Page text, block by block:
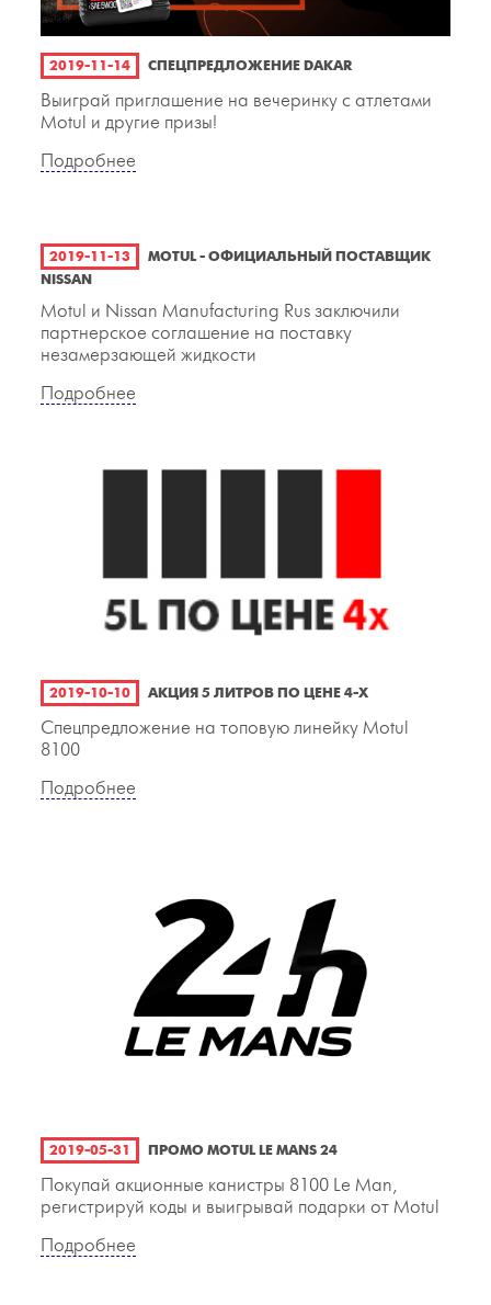
2019-11-14 СПЕЦПРЕДЛОЖЕНИЕ DAKAR
Выиграй приглашение на вечеринку с атлетами
Motul и другие призы!
Подробнее
2019-11-13
MOTUL - ОФИЦИАЛЬНЫЙ ПОСТАВЩИК
NISSAN
Motul и Nissan Manufacturing Rus заключили
партнерское соглашение на поставку
незамерзающей жидкости
Подробнее
2019-10-10 АКЦИЯ 5 ЛИТРОВ ПО ЦЕНЕ 4-Х
Спецпредложение на топовую линейку Motul
8100
Подробнее
2019-05-31 ПРОМО MOTUL LE MANS 24
Покупай акционные канистры 8100 Le Man,
регистрируй коды и выигрывай подарки от Motul
Подробнее